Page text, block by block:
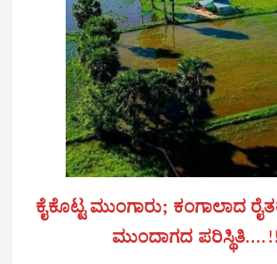
ಕೈಕೊಟ್ಟ ಮುಂಗಾರು; ಕಂಗಾಲಾದ
ಮುಂದಾಗದ ಪರಿಸ್ಥಿತಿ